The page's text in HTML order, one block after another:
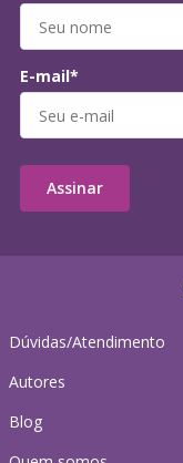
Dúvidas/Atendimento
Autores
Blog
E-mail*
Assinar